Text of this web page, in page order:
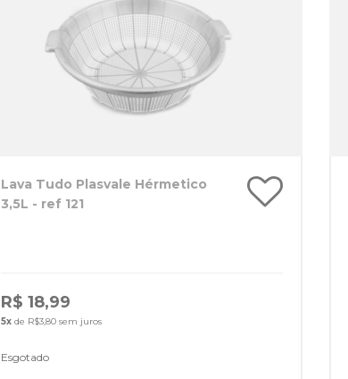
Lava Tudo Plasvale Hérmetico
3,5L - ref 121
R$ 18,99
5x de R$3,80 sem juros
Esgotado